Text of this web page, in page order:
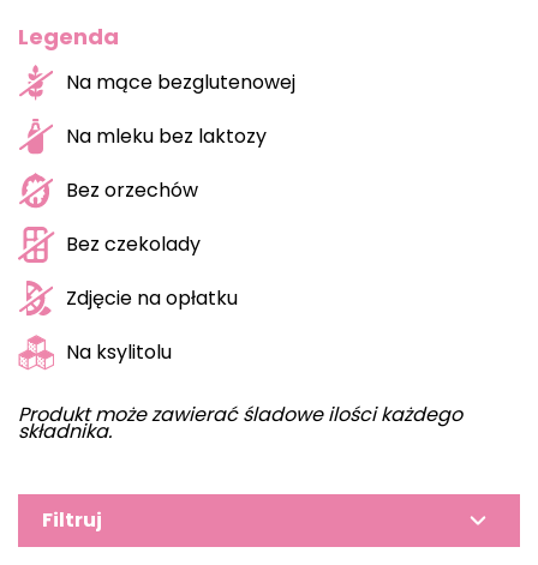
Legenda
Na mące bezglutenowej
Na mleku bez laktozy
Bez orzechów
Bez czekolady
Zdjęcie na opłatku
Na ksylitolu
Produkt może zawierać śladowe ilości każdego
składnika.
Filtruj